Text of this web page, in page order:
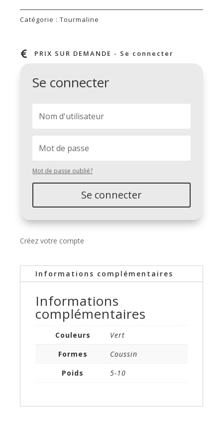
Catégorie : Tourmaline
 PRIX SUR DEMANDE - Se connecter
Se connecter
Mot de passe oublié?
Se connecter
Créez votre compte
Informations complémentaires
Informations
complémentaires
Couleurs
Vert
Formes
Coussin
Poids
5-10